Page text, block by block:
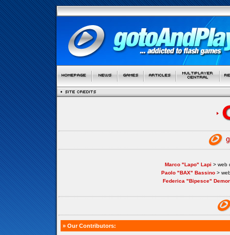
Marco "Lapo" Lapi > web
Paolo "BAX" Bassino >
Federica "Bipesce"
» Our Contributors: